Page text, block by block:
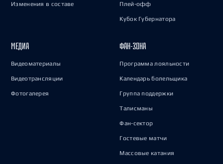
Изменения в составе Плей-офф
Кубок Губернатора
МЕДИА
Видеоматериалы
Видеотрансляции
Фотогалерея
ФАН-ЗОНА
Программа лояльности
Календарь болельщика
Группа поддержки
Талисманы
Фан-сектор
Гостевые матчи
Массовые катания